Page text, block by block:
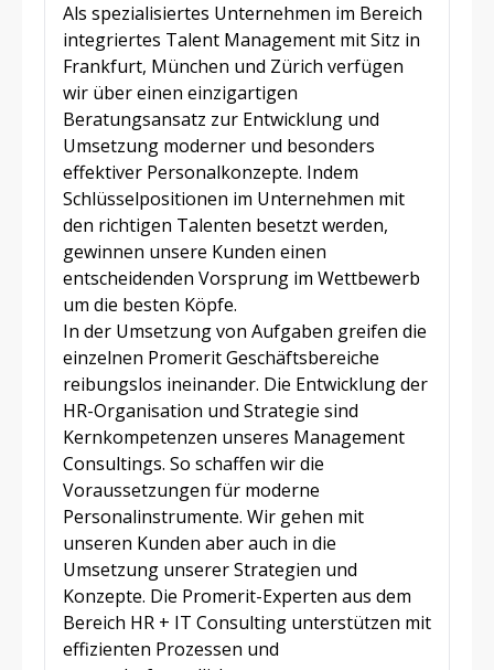
Als spezialisiertes Unternehmen im Bereich
integriertes Talent Management mit Sitz in
Frankfurt, München und Zürich verfügen
wir über einen einzigartigen
Beratungsansatz zur Entwicklung und
Umsetzung moderner und besonders
effektiver Personalkonzepte. Indem
Schlüsselpositionen im Unternehmen mit
den richtigen Talenten besetzt werden,
gewinnen unsere Kunden einen
entscheidenden Vorsprung im Wettbewerb
um die besten Köpfe.
In der Umsetzung von Aufgaben greifen die
einzelnen Promerit Geschäftsbereiche
reibungslos ineinander. Die Entwicklung der
HR-Organisation und Strategie sind
Kernkompetenzen unseres Management
Consultings. So schaffen wir die
Voraussetzungen für moderne
Personalinstrumente. Wir gehen mit
unseren Kunden aber auch in die
Umsetzung unserer Strategien und
Konzepte. Die Promerit-Experten aus dem
Bereich HR + IT Consulting unterstützen mit
effizienten Prozessen und